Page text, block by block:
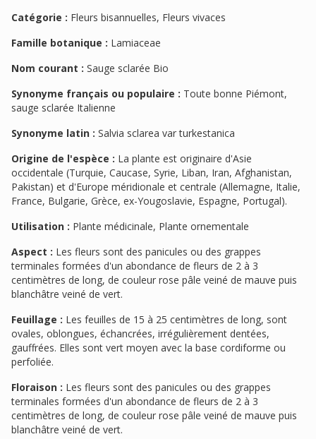
Catégorie : Fleurs bisannuelles, Fleurs vivaces
Famille botanique : Lamiaceae
Nom courant : Sauge sclarée Bio
Synonyme français ou populaire : Toute bonne Piémont,
sauge sclarée Italienne
Synonyme latin : Salvia sclarea var turkestanica
Origine de l'espèce : La plante est originaire d'Asie
occidentale (Turquie, Caucase, Syrie, Liban, Iran, Afghanistan,
Pakistan) et d'Europe méridionale et centrale (Allemagne, Italie,
France, Bulgarie, Grèce, ex-Yougoslavie, Espagne, Portugal).
Utilisation : Plante médicinale, Plante ornementale
Aspect : Les fleurs sont des panicules ou des grappes
terminales formées d'un abondance de fleurs de 2 à 3
centimètres de long, de couleur rose pâle veiné de mauve puis
blanchâtre veiné de vert.
Feuillage : Les feuilles de 15 à 25 centimètres de long, sont
ovales, oblongues, échancrées, irrégulièrement dentées,
gauffrées. Elles sont vert moyen avec la base cordiforme ou
perfoliée.
Floraison : Les fleurs sont des panicules ou des grappes
terminales formées d'un abondance de fleurs de 2 à 3
centimètres de long, de couleur rose pâle veiné de mauve puis
blanchâtre veiné de vert.